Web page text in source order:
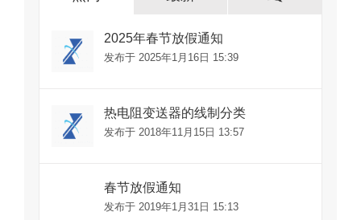
2025年春节放假通知
发布于 2025年1月16日 15:39
热电阻变送器的线制分类
发布于 2018年11月15日 13:57
春节放假通知
发布于 2019年1月31日 15:13